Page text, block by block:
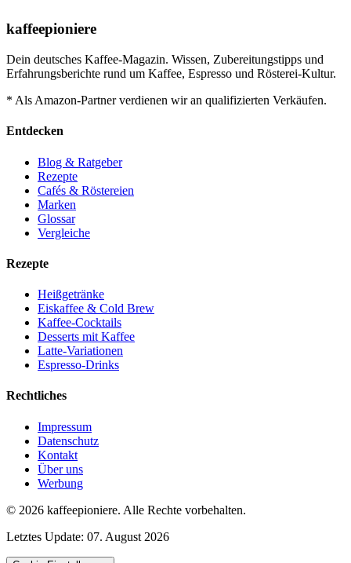
kaffeepioniere
Dein deutsches Kaffee-Magazin. Wissen, Zubereitungstipps und
Erfahrungsberichte rund um Kaffee, Espresso und Rösterei-Kultur.
* Als Amazon-Partner verdienen wir an qualifizierten Verkäufen.
Entdecken
Blog & Ratgeber
Rezepte
Cafés & Röstereien
Marken
Glossar
Vergleiche
Rezepte
Heißgetränke
Eiskaffee & Cold Brew
Kaffee-Cocktails
Desserts mit Kaffee
Latte-Variationen
Espresso-Drinks
Rechtliches
Impressum
Datenschutz
Kontakt
Über uns
Werbung
© 2026 kaffeepioniere. Alle Rechte vorbehalten.
Letztes Update: 07. August 2026